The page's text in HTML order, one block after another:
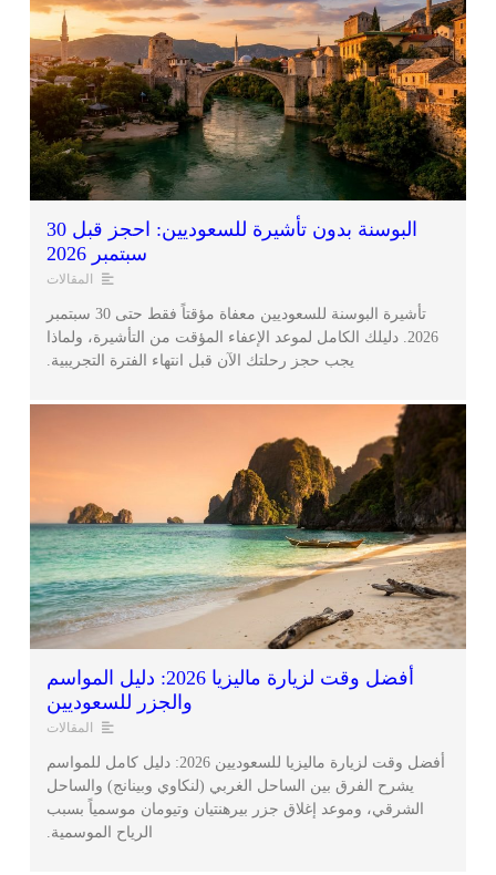
البوسنة بدون تأشيرة للسعوديين: احجز قبل 30
سبتمبر 2026
المقالات
تأشيرة البوسنة للسعوديين معفاة مؤقتاً فقط حتى 30 سبتمبر
2026. دليلك الكامل لموعد الإعفاء المؤقت من التأشيرة، ولماذا
يجب حجز رحلتك الآن قبل انتهاء الفترة التجريبية.
أفضل وقت لزيارة ماليزيا 2026: دليل المواسم
والجزر للسعوديين
المقالات
أفضل وقت لزيارة ماليزيا للسعوديين 2026: دليل كامل للمواسم
يشرح الفرق بين الساحل الغربي (لنكاوي وبينانج) والساحل
الشرقي، وموعد إغلاق جزر بيرهنتيان وتيومان موسمياً بسبب
الرياح الموسمية.